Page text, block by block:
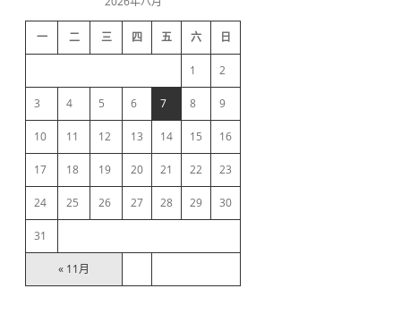
小
神
d
b
a
r
一 二 三 四 五 六 日
« 11月
1 2
3 4 5 6 7 8 9
10 11 12 13 14 15 16
17 18 19 20 21 22 23
24 25 26 27 28 29 30
31